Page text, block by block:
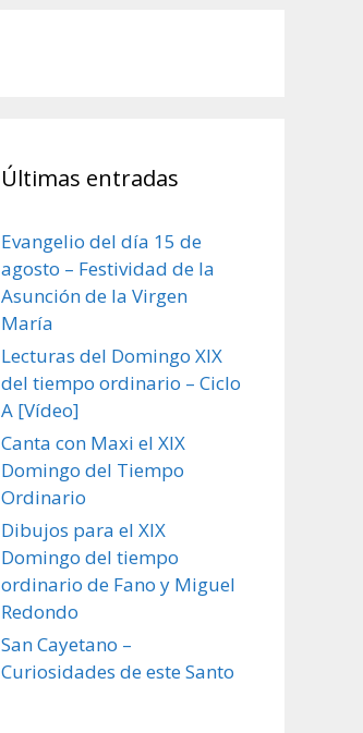
Últimas entradas
Evangelio del día 15 de
agosto – Festividad de la
Asunción de la Virgen
María
Lecturas del Domingo XIX
del tiempo ordinario – Ciclo
A [Vídeo]
Canta con Maxi el XIX
Domingo del Tiempo
Ordinario
Dibujos para el XIX
Domingo del tiempo
ordinario de Fano y Miguel
Redondo
San Cayetano –
Curiosidades de este Santo